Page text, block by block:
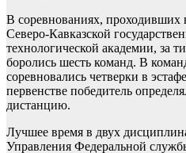
В соревнованиях, проходивших
Северо-Кавказской
технологической академии, за
боролись шесть команд. В
соревновались четверки в
первенстве победитель
дистанцию.
Лучшее время в двух
Управления Федеральной